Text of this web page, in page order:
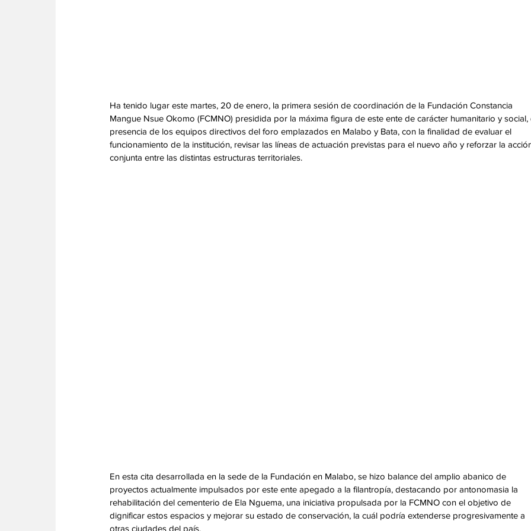
Ha tenido lugar este martes, 20 de enero, la primera sesión de coordinación de la Fundación Constancia
Mangue Nsue Okomo (FCMNO) presidida por la máxima figura de este ente de carácter humanitario y social,
presencia de los equipos directivos del foro emplazados en Malabo y Bata, con la finalidad de evaluar el
funcionamiento de la institución, revisar las líneas de actuación previstas para el nuevo año y reforzar la
conjunta entre las distintas estructuras territoriales.
‎En esta cita desarrollada en la sede de la Fundación en Malabo, se hizo balance del amplio abanico de
proyectos actualmente impulsados por este ente apegado a la filantropía, destacando por antonomasia la
rehabilitación del cementerio de Ela Nguema, una iniciativa propulsada por la FCMNO con el objetivo de
dignificar estos espacios y mejorar su estado de conservación, la cuál podría extenderse progresivamente a
otras ciudades del país.